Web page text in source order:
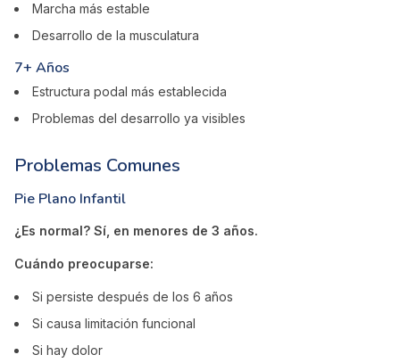
Marcha más estable
Desarrollo de la musculatura
7+ Años
Estructura podal más establecida
Problemas del desarrollo ya visibles
Problemas Comunes
Pie Plano Infantil
¿Es normal? Sí, en menores de 3 años.
Cuándo preocuparse:
Si persiste después de los 6 años
Si causa limitación funcional
Si hay dolor